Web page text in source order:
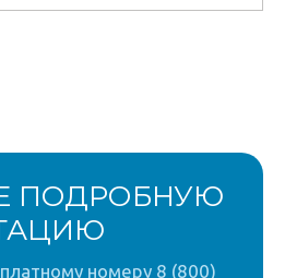
ПОДРОБНУЮ
номеру 8 (800)